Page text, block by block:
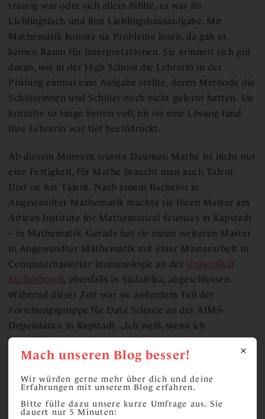
traurig war oder sich allein fühlte, es war ihr
Lieblingsfach und ihre Lieblingshausaufgabe. Mit
Mathematik konnte sie Probleme lösen, da gab es
keinen Raum für Interpretationen. Sie erinnert sich gut
daran, wie in der High School die Lehrerin in der
Prüfung einmal eine Aufgabe stellte, deren Methode die
Schülerinnen und Schüler noch nicht gelernt hatten. Sie
kritzelte so lange Seiten voll, bis sie eine Lösung fand.
Ihre Lehrerin war tief beeindruckt.
Ab diesem Moment wusste Daumas: Mathe ist nicht nur
eine Fertigkeit, für Mathe braucht man auch Talent.
Und sie hat Talent. Nach einem Bachelor in
Angewandter Mathematik machte sie Ihren Master am
African Institute for Mathematical Sciences in Kapstadt
– in Mathematik. Gerade hat sie einen weiteren Master
in Angewandter Mathematik mit einer Masterarbeit in
Computerbasierter Immunologie an der Universität
Stellenbosch, ebenfalls in Südafrika, abgeschlossen.
Während dieser Zeit war sie außerdem Teil der
Forschungsgruppe für Data Science an der AIMS-
Dependance in Kapstadt. „Ich weiß, wenn ich
durchhalte, kann ich es schaffen“, sagt sie, wenn sie von
ihrem Ziel spricht, Professorin zu werden. Berens sagt:
größere Chancen auf eine internationale Promotion
haben.“
Mach unseren Blog besser!
Wir würden gerne mehr über dich und deine
Erfahrungen mit unserem Blog erfahren.
Bitte fülle dazu unsere kurze Umfrage aus. Sie
dauert nur 5 Minuten: